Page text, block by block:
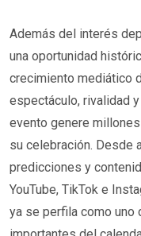
Además del interés
una oportunidad
crecimiento mediático
espectáculo, rivalidad
evento genere
su celebración. Desde
predicciones y
YouTube, TikTok e
ya se perfila como